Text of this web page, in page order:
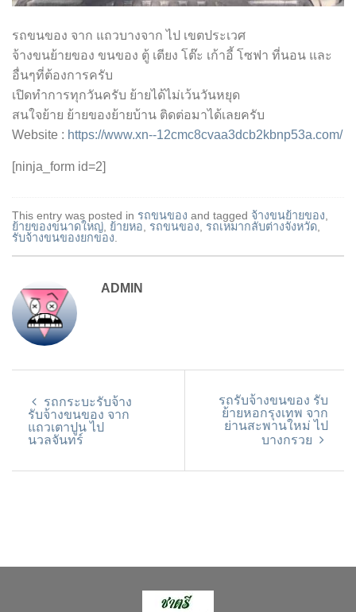
รถขนของ จาก แถวบางจาก ไป เขตประเวศ
จ้างขนย้ายของ ขนของ ตู้ เตียง โต๊ะ เก้าอี้ โซฟา ที่นอน และ
อื่นๆที่ต้องการครับ
เปิดทำการทุกวันครับ ย้ายได้ไม่เว้นวันหยุด
สนใจย้าย ย้ายของย้ายบ้าน ติดต่อมาได้เลยครับ
Website : https://www.xn--12cmc8cvaa3dcb2kbnp53a.com/
[ninja_form id=2]
This entry was posted in รถขนของ and tagged จ้างขนย้ายของ,
ย้ายของขนาดใหญ่, ย้ายหอ, รถขนของ, รถเหมากลับต่างจังหวัด,
รับจ้างขนของยกของ.
ADMIN
รถกระบะรับจ้าง
รับจ้างขนของ จาก
แถวเตาปูน ไป
นวลจันทร์
รถรับจ้างขนของ รับ
ย้ายหอกรุงเทพ จาก
ย่านสะพานใหม่ ไป
บางกรวย